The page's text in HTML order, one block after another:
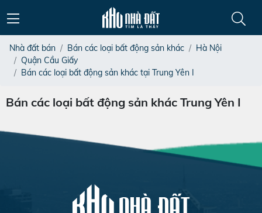
Nhà đất bán Bán các loại bất động sản khác
Hà Nội
Quận Cầu Giấy
Bán các loại bất động sản khác tại Trung Yên I
Bán các loại bất động sản khác Trung Yên I